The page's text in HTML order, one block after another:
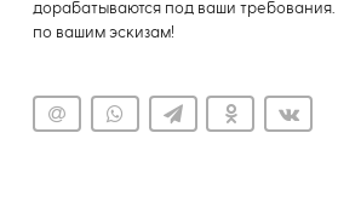
дорабатываются под ваши
по вашим эскизам!